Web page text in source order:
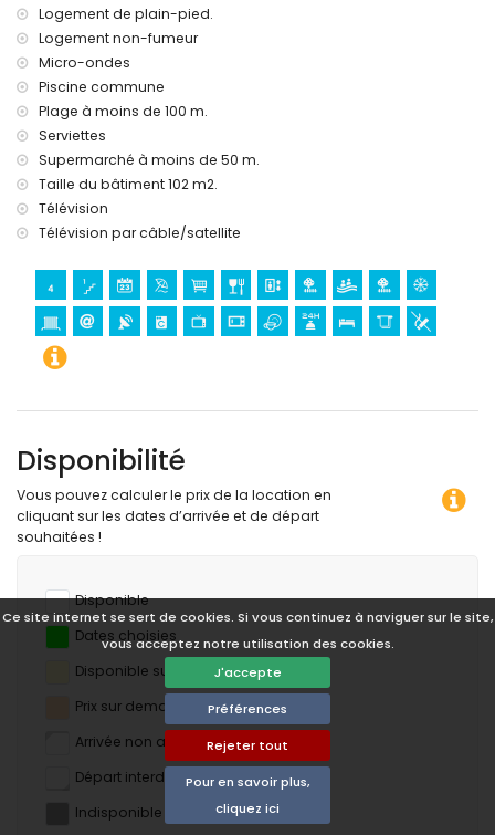
Ce site internet se sert de cookies. Si vous continuez à naviguer sur le site,
vous acceptez notre utilisation des cookies.
J'accepte
Préférences
Rejeter tout
Pour en savoir plus,
cliquez ici
Logement de plain-pied.
Logement non-fumeur
Micro-ondes
Piscine commune
Plage à moins de 100 m.
Serviettes
Supermarché à moins de 50 m.
Taille du bâtiment 102 m2.
Télévision
Télévision par câble/satellite
Disponibilité
Vous pouvez calculer le prix de la location en
cliquant sur les dates d’arrivée et de départ
souhaitées !
Disponible
Dates choisies
Disponible sur demande
Prix ​​sur demande
Arrivée non autorisée
Départ interdit
Indisponible